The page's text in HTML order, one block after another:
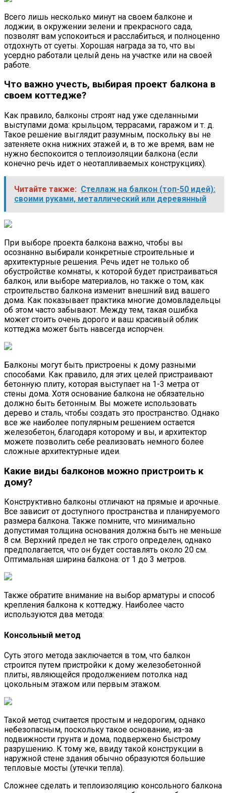
Всего лишь несколько минут на своем балконе и
лоджии, в окружении зелени и прекрасного сада,
позволят вам успокоиться и расслабиться, и полноценно
отдохнуть от суеты. Хорошая награда за то, что вы
усердно работали целый день на участке или на своей
работе.
Что важно учесть, выбирая проект балкона в
своем коттедже?
Как правило, балконы строят над уже сделанными
выступами дома: крыльцом, террасами, гаражом и т. д.
Такое решение выглядит разумным, поскольку вы не
затеняете окна нижних этажей и, в то же время, вам не
нужно беспокоится о теплоизоляции балкона (если
конечно речь идет о неотапливаемых конструкциях).
Читайте также: Стеллаж на балкон (топ-50 идей):
своими руками, металлический или деревянный
При выборе проекта балкона важно, чтобы вы
осознанно выбирали конкретные строительные и
архитектурные решения. Речь идет не только об
обустройстве комнаты, к которой будет пристраиваться
балкон, или выборе материалов, но также о том, как
строительство балкона изменит внешний вид вашего
дома. Как показывает практика многие домовладельцы
об этом часто забывают. Между тем, такая ошибка
может стоить очень дорого и ваш красивый облик
коттеджа может быть навсегда испорчен.
Балконы могут быть пристроены к дому разными
способами. Как правило, для этих целей пристраивают
бетонную плиту, которая выступает на 1-3 метра от
стены дома. Хотя основание балкона не обязательно
должно быть бетонным. Вы можете использовать
дерево и сталь, чтобы создать это пространство. Однако
все же наиболее популярным решением остается
железобетон, благодаря которому и вы, и архитектор
можете позволить себе реализовать немного более
сложные архитектурные идеи.
Какие виды балконов можно пристроить к
дому?
Конструктивно балконы отличают на прямые и арочные.
Все зависит от доступного пространства и планируемого
размера балкона. Также помните, что минимально
допустимая толщина основания должна быть не меньше
8 см. Верхний предел не так строго определен, однако
предполагается, что он будет составлять около 20 см.
Оптимальная ширина балкона: от 1 до 3 метров.
Также обратите внимание на выбор арматуры и способ
крепления балкона к коттеджу. Наиболее часто
используются два метода:
Консольный метод
Суть этого метода заключается в том, что балкон
строится путем пристройки к дому железобетонной
плиты, являющейся продолжением потолка над
цокольным этажом или первым этажом.
Такой метод считается простым и недорогим, однако
небезопасным, поскольку такое основание, из-за
подвижности грунта и дома, подвержено быстрому
разрушению. К тому же, ввиду такой конструкции в
наружной стене здания обычно образуются большие
тепловые мосты (утечки тепла).
Сложнее сделать и теплоизоляцию консольного балкона